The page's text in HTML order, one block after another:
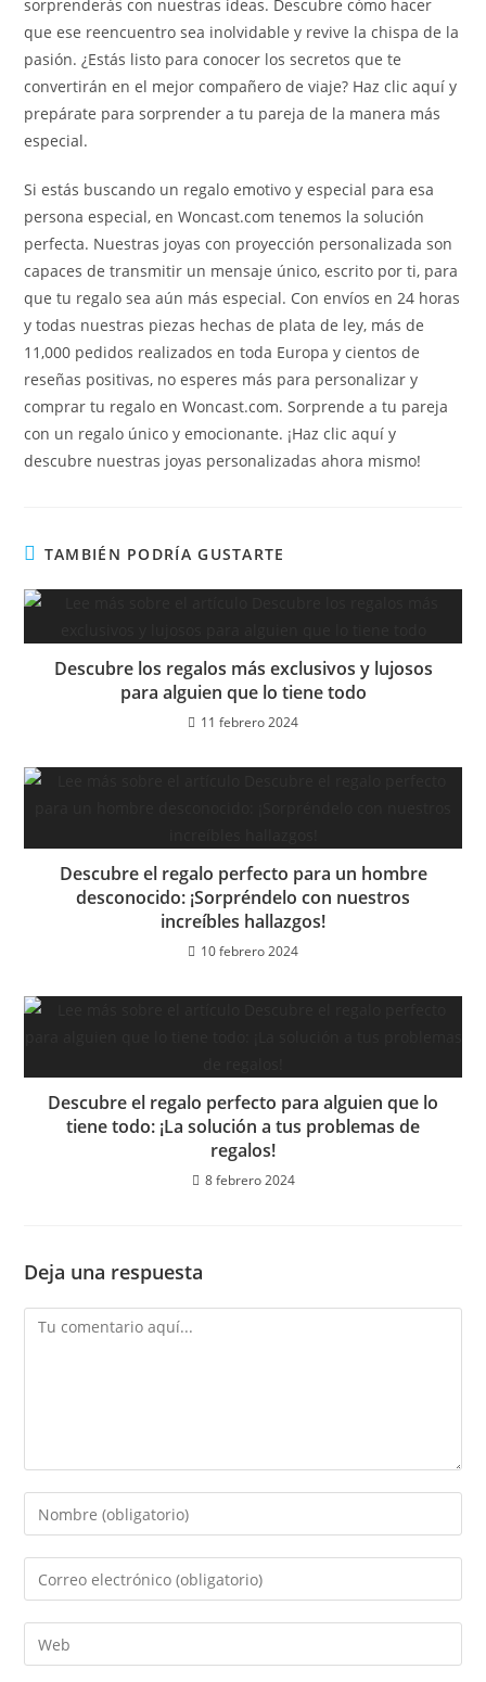
sorprenderás con nuestras ideas. Descubre cómo hacer
que ese reencuentro sea inolvidable y revive la chispa de la
pasión. ¿Estás listo para conocer los secretos que te
convertirán en el mejor compañero de viaje? Haz clic aquí y
prepárate para sorprender a tu pareja de la manera más
especial.
Si estás buscando un regalo emotivo y especial para esa
persona especial, en Woncast.com tenemos la solución
perfecta. Nuestras joyas con proyección personalizada son
capaces de transmitir un mensaje único, escrito por ti, para
que tu regalo sea aún más especial. Con envíos en 24 horas
y todas nuestras piezas hechas de plata de ley, más de
11,000 pedidos realizados en toda Europa y cientos de
reseñas positivas, no esperes más para personalizar y
comprar tu regalo en Woncast.com. Sorprende a tu pareja
con un regalo único y emocionante. ¡Haz clic aquí y
descubre nuestras joyas personalizadas ahora mismo!
TAMBIÉN PODRÍA GUSTARTE
Descubre los regalos más exclusivos y lujosos
para alguien que lo tiene todo
11 febrero 2024
Descubre el regalo perfecto para un hombre
desconocido: ¡Sorpréndelo con nuestros
increíbles hallazgos!
10 febrero 2024
Descubre el regalo perfecto para alguien que lo
tiene todo: ¡La solución a tus problemas de
regalos!
8 febrero 2024
Deja una respuesta